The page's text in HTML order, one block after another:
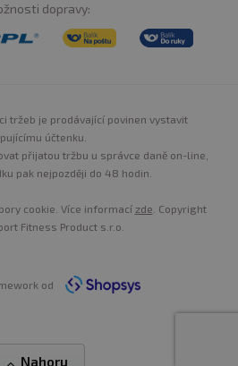
dopravy:
tržeb je prodávající povinen vystavit
účtenku.
přijatou tržbu u správce daně on-line,
pak nejpozději do 48 hodin.
cookie. Více informací zde . Copyright
Fitness Product s.r.o.
od
Nahoru